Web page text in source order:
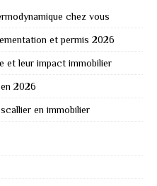
chez vous
et permis 2026
et leur impact immobilier
2026
en immobilier